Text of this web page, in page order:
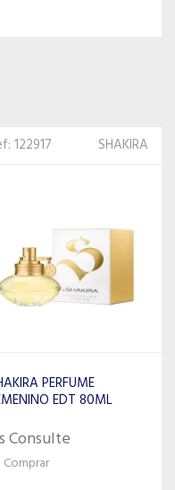
515566
ANTONIO
BANDERAS
SPLENDID EDP 50ML
Consulte